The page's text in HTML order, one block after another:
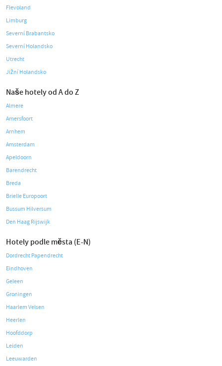
Flevoland
Limburg
Severní Brabantsko
Severní Holandsko
Utrecht
Jižní Holandsko
Naše hotely od A do Z
Almere
Amersfoort
Arnhem
Amsterdam
Apeldoorn
Barendrecht
Breda
Brielle Europoort
Bussum Hilversum
Den Haag Rijswijk
Hotely podle města (E-N)
Dordrecht Papendrecht
Eindhoven
Geleen
Groningen
Haarlem Velsen
Heerlen
Hoofddorp
Leiden
Leeuwarden